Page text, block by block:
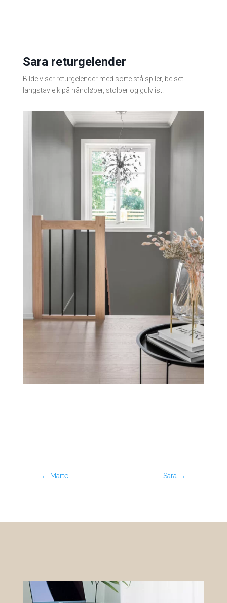
Sara returgelender
Bilde viser returgelender med sorte stålspiler, beiset
langstav eik på håndløper, stolper og gulvlist.
← Marte Sara →